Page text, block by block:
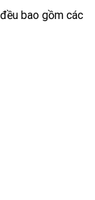
đều bao gồm các